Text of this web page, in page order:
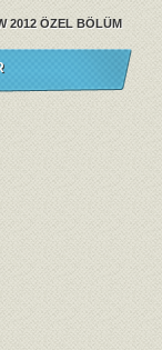
2012 ÖZEL BÖLÜM